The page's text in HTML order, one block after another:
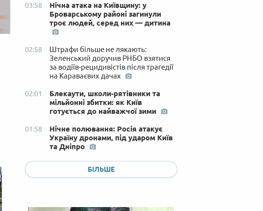
03:58
Нічна атака на Київщину: у
Броварському районі загинули
троє людей, серед них — дитина
02:58
Штрафи більше не лякають:
Зеленський доручив РНБО взятися
за водіїв-рецидивістів після трагедії
на Караваєвих дачах
02:01
Блекаути, школи-рятівники та
мільйонні збитки: як Київ
готується до найважчої зими
01:58
Нічне полювання: Росія атакує
Україну дронами, під ударом Київ
та Дніпро
01:01
Удар по стадіону в Одесі, паніка на
пляжах Ялти та дрони на Уралі:
російський дрон поранив чотирьох
БІЛЬШЕ